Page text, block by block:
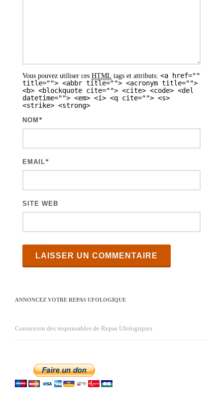
Vous pouvez utiliser ces HTML tags et attributs: <a href=""
title=""> <abbr title=""> <acronym title="">
<b> <blockquote cite=""> <cite> <code> <del
datetime=""> <em> <i> <q cite=""> <s>
<strike> <strong>
NOM *
EMAIL*
SITE WEB
ANNONCEZ VOTRE REPAS UFOLOGIQUE
Connexion des responsables de Repas Ufologiques